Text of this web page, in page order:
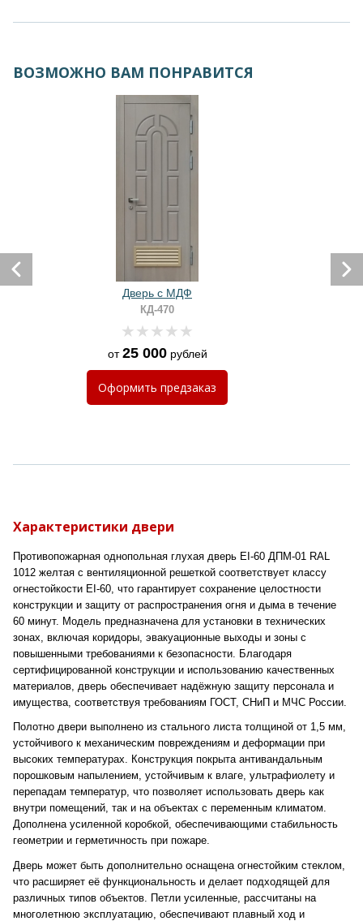
ВОЗМОЖНО ВАМ ПОНРАВИТСЯ
Дверь с МДФ
КД-470
от25 000рублей
Оформить предзаказ
Характеристики двери
Противопожарная однопольная глухая дверь EI-60 ДПМ-01 RAL
1012 желтая с вентиляционной решеткой соответствует классу
огнестойкости EI-60, что гарантирует сохранение целостности
конструкции и защиту от распространения огня и дыма в течение
60 минут. Модель предназначена для установки в технических
зонах, включая коридоры, эвакуационные выходы и зоны с
повышенными требованиями к безопасности. Благодаря
сертифицированной конструкции и использованию качественных
материалов, дверь обеспечивает надёжную защиту персонала и
имущества, соответствуя требованиям ГОСТ, СНиП и МЧС России.
Полотно двери выполнено из стального листа толщиной от 1,5 мм,
устойчивого к механическим повреждениям и деформации при
высоких температурах. Конструкция покрыта антивандальным
порошковым напылением, устойчивым к влаге, ультрафиолету и
перепадам температур, что позволяет использовать дверь как
внутри помещений, так и на объектах с переменным климатом.
Дополнена усиленной коробкой, обеспечивающими стабильность
геометрии и герметичность при пожаре.
Дверь может быть дополнительно оснащена огнестойким стеклом,
что расширяет её функциональность и делает подходящей для
различных типов объектов. Петли усиленные, рассчитаны на
многолетнюю эксплуатацию, обеспечивают плавный ход и